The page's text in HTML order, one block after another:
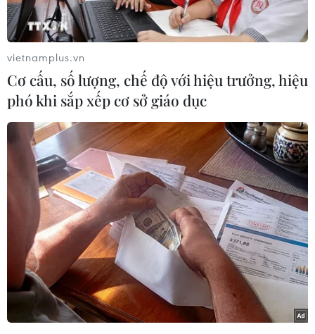
đánh giá tác động do Bộ Nội vụ Anh công bố
ngày 29/4, cho thấy Bộ này không thể xác định
vị trí của hơn một nửa trong số 5.700 người
nhập cư bất hợp pháp thuộc diện bị trục xuất
sang Rwanda.
web của Bộ Nội vụ Anh cho biết một nhóm
người đã nhận được thông báo cảnh báo rằng
họ có thể bị gửi đến quốc gia châu Phi này.
Nhưng bộ này cũng thừa nhận rằng: "Trong số
5.700 người mà Rwanda đã đồng ý tiếp nhận về
nguyên tắc, 2.143 người tiếp tục thông báo cập
nhật cho Bộ Nội vụ và có thể bị tạm giữ."
Tuần trước, Thủ tướng Anh Rishi Sunak cho biết
ông hy vọng sẽ bắt đầu đưa người đến Rwanda
vietnamplus.vn
Cơ cấu, số lượng, chế độ với hiệu trưởng, hiệu
phó khi sắp xếp cơ sở giáo dục